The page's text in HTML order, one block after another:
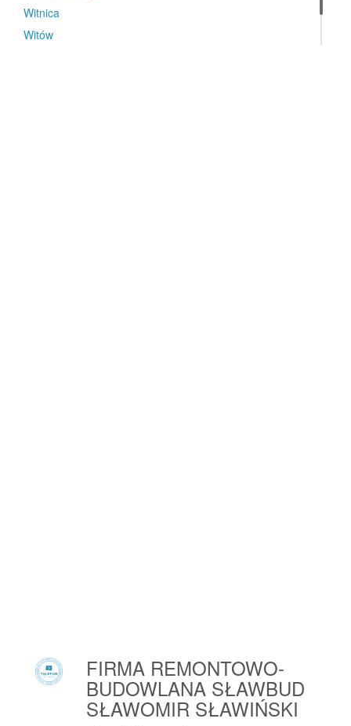
Witnica
Witów
Wola Gołkowska
Wola Kopcowa
Wola Krzysztoporska
FIRMA REMONTOWO-
BUDOWLANA SŁAWBUD
SŁAWOMIR SŁAWIŃSKI